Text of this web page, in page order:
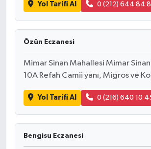
Yol Tarifi Al 0 (212) 644 84
Özün Eczanesi
Mimar Sinan Mahallesi Mimar
10A Refah Camii yanı, Migros ve
Yol Tarifi Al 0 (216) 640 10
Bengisu Eczanesi